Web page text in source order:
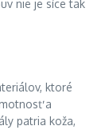
nie je síce tak
ktoré
a
patria koža,